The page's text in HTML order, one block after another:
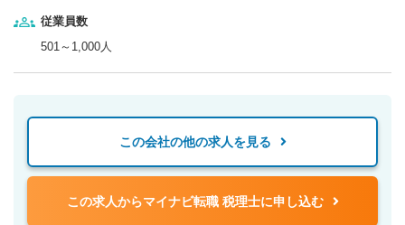
従業員数
501～1,000人
この会社の他の求人を見る
この求人からマイナビ転職 税理士に申し込む